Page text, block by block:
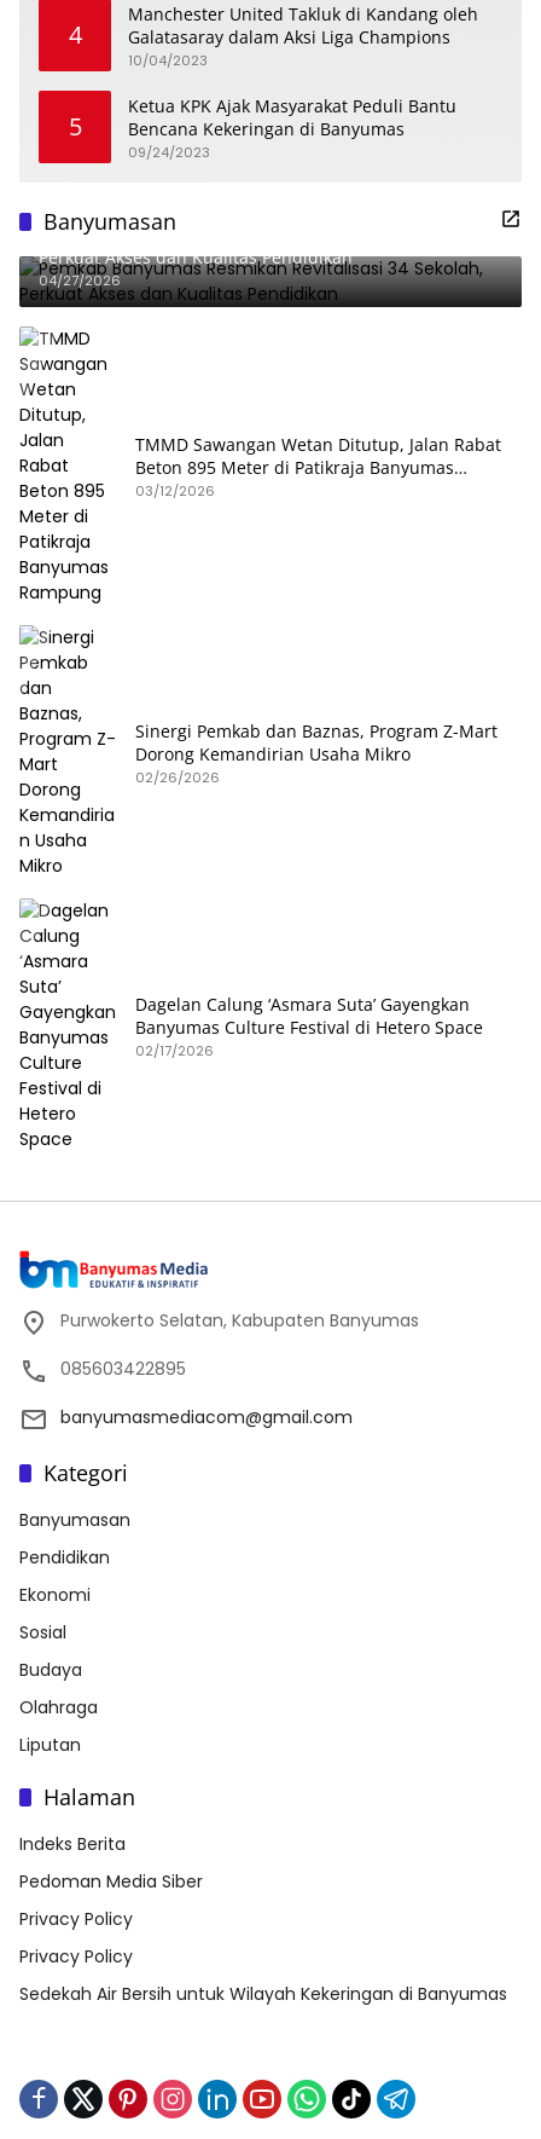
4
Manchester United Takluk di Kandang oleh
Galatasaray dalam Aksi Liga Champions
10/04/2023
5
Ketua KPK Ajak Masyarakat Peduli Bantu
Bencana Kekeringan di Banyumas
09/24/2023
Banyumasan
Pemkab Banyumas Resmikan Revitalisasi 34 Sekolah,
Perkuat Akses dan Kualitas Pendidikan
04/27/2026
TMMD Sawangan Wetan Ditutup, Jalan Rabat
Beton 895 Meter di Patikraja Banyumas
Rampung
03/12/2026
Sinergi Pemkab dan Baznas, Program Z-Mart
Dorong Kemandirian Usaha Mikro
02/26/2026
Dagelan Calung ‘Asmara Suta’ Gayengkan
Banyumas Culture Festival di Hetero Space
02/17/2026
Purwokerto Selatan, Kabupaten Banyumas
085603422895
banyumasmediacom@gmail.com
Kategori
Banyumasan
Pendidikan
Ekonomi
Sosial
Budaya
Olahraga
Liputan
Halaman
Indeks Berita
Pedoman Media Siber
Privacy Policy
Privacy Policy
Sedekah Air Bersih untuk Wilayah Kekeringan di Banyumas